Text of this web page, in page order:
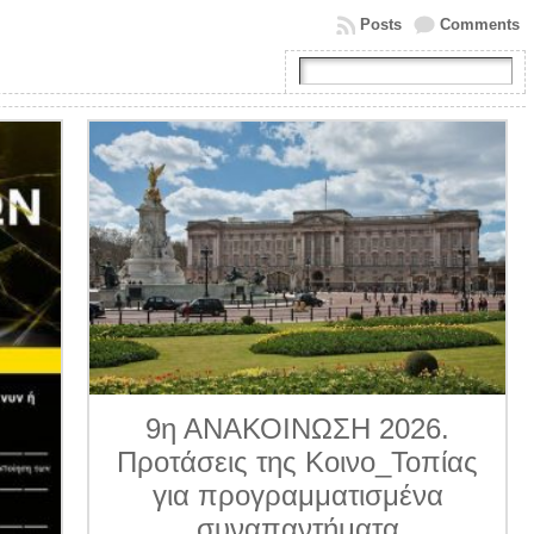
Comments
Posts
9η ΑΝΑΚΟΙΝΩΣΗ 2026.
Προτάσεις της Κοινο_Τοπίας
για προγραμματισμένα